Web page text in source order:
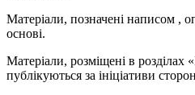
Матеріали, позначені написом ,
основі.
Матеріали, розміщені в розділах
публікуються за ініціативи